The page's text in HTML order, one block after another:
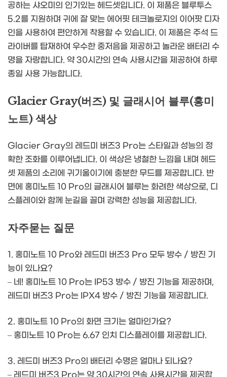
공하는 샤오미의 인기있는 헤드셋입니다. 이 제품은 블루투스
5.2를 지원하며 귀에 잘 맞는 에어핏 테크놀로지의 이어팟 디자
인을 사용하여 편안하게 착용할 수 있습니다. 이 제품은 주석 드
라이버를 탑재하여 우수한 중저음을 제공하고 놀라운 배터리 수
명을 자랑합니다. 약 30시간의 연속 사용시간을 제공하여 하루
종일 사용 가능합니다.
Glacier Gray(버즈) 및 글래시어 블루(홍미
노트) 색상
Glacier Gray의 레드미 버즈3 Pro는 스타일과 성능의 정
확한 조화를 이루어냅니다. 이 색상은 냉철한 느낌을 내며 헤드
셋 제품의 소리에 귀기울이기에 충분한 무드를 제공합니다. 반
면에 홍미노트 10 Pro의 글래시어 블루는 화려한 색상으로, 디
스플레이와 함께 눈길을 끌며 강력한 성능을 제공합니다.
자주묻는 질문
1. 홍미노트 10 Pro와 레드미 버즈3 Pro 모두 방수 / 방진 기
능이 있나요?
– 네! 홍미노트 10 Pro는 IP53 방수 / 방진 기능을 제공하며,
레드미 버즈3 Pro는 IPX4 방수 / 방진 기능을 제공합니다.
2. 홍미노트 10 Pro의 화면 크기는 얼마인가요?
– 홍미노트 10 Pro는 6.67 인치 디스플레이를 제공합니다.
3. 레드미 버즈3 Pro의 배터리 수명은 얼마나 되나요?
– 레드미 버즈3 Pro는 약 30시간의 연속 사용시간을 제공합